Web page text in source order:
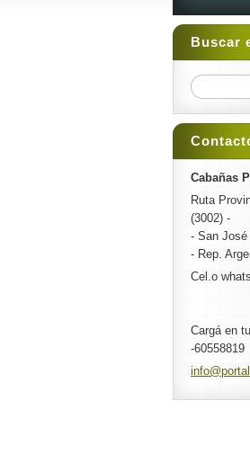
Buscar
Cabañas
Ruta
(3002) -
- San
- Rep.
Cel.o
Cargá en
-60558819
info@por